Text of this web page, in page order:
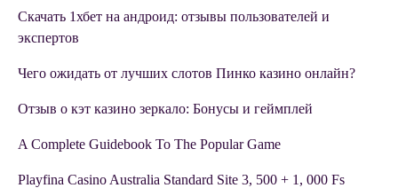
Скачать 1хбет на андроид: отзывы пользователей и
экспертов
Чего ожидать от лучших слотов Пинко казино онлайн?
Отзыв о кэт казино зеркало: Бонусы и геймплей
A Complete Guidebook To The Popular Game
Playfina Casino Australia Standard Site 3, 500 + 1, 000 Fs